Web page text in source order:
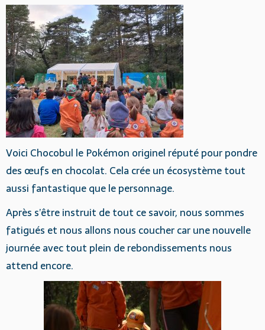
Voici Chocobul le Pokémon originel réputé pour pondre
des œufs en chocolat. Cela crée un écosystème tout
aussi fantastique que le personnage.
Après s’être instruit de tout ce savoir, nous sommes
fatigués et nous allons nous coucher car une nouvelle
journée avec tout plein de rebondissements nous
attend encore.